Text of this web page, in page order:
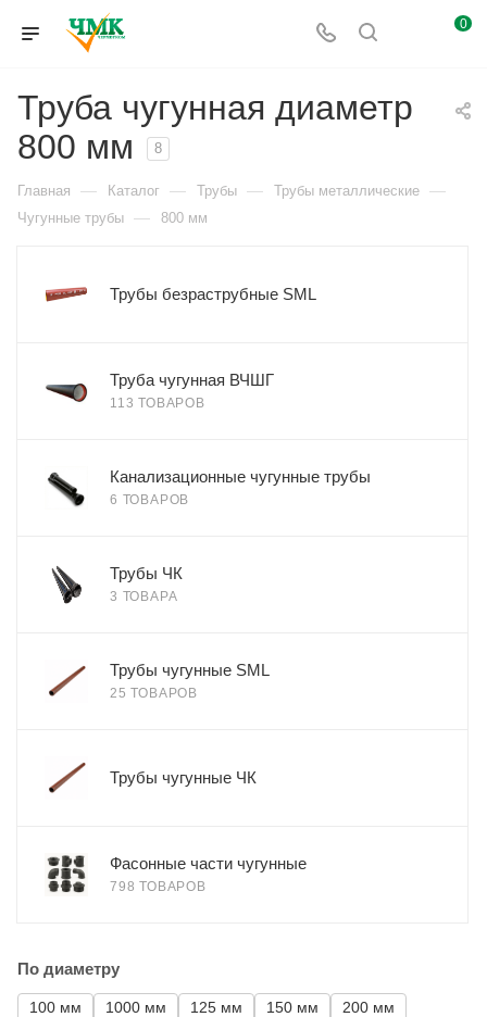
0
Труба чугунная диаметр
800 мм
8
Главная — Каталог — Трубы — Трубы металлические —
Чугунные трубы — 800 мм
Трубы безраструбные SML
Труба чугунная ВЧШГ
113 ТОВАРОВ
Канализационные чугунные трубы
6 ТОВАРОВ
Трубы ЧК
3 ТОВАРА
Трубы чугунные SML
25 ТОВАРОВ
Трубы чугунные ЧК
Фасонные части чугунные
798 ТОВАРОВ
По диаметру
100 мм 1000 мм 125 мм 150 мм
200 мм